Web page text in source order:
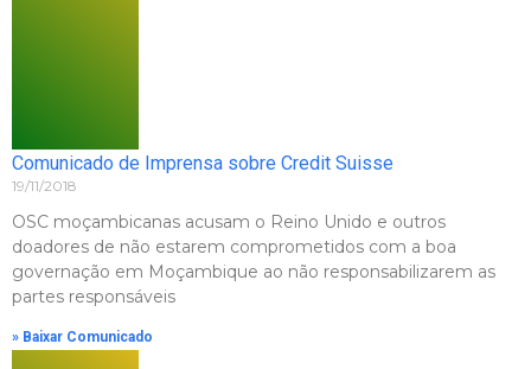
Comunicado de Imprensa sobre Credit Suisse
19/11/2018
OSC moçambicanas acusam o Reino Unido e outros
doadores de não estarem comprometidos com a boa
governação em Moçambique ao não responsabilizarem as
partes responsáveis
» Baixar Comunicado